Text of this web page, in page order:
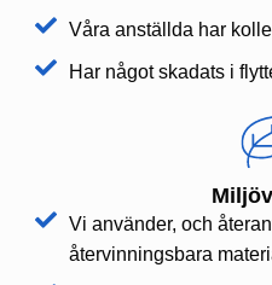
Våra anställda har
Har något skadats i
Vi använder, och
återvinningsbara